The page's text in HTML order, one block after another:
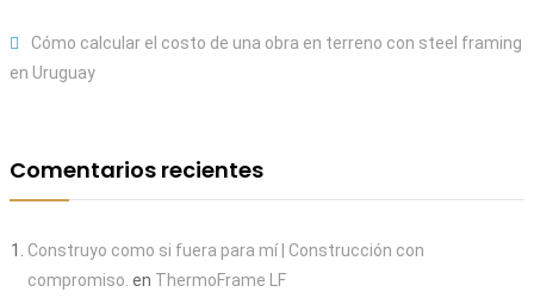
Cómo calcular el costo de una obra en terreno con steel framing
en Uruguay
Comentarios recientes
Construyo como si fuera para mí | Construcción con
compromiso. en ThermoFrame LF